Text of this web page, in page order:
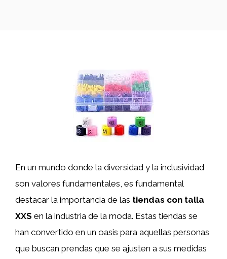
En un mundo donde la diversidad y la inclusividad
son valores fundamentales, es fundamental
destacar la importancia de las tiendas con talla
XXS en la industria de la moda. Estas tiendas se
han convertido en un oasis para aquellas personas
que buscan prendas que se ajusten a sus medidas